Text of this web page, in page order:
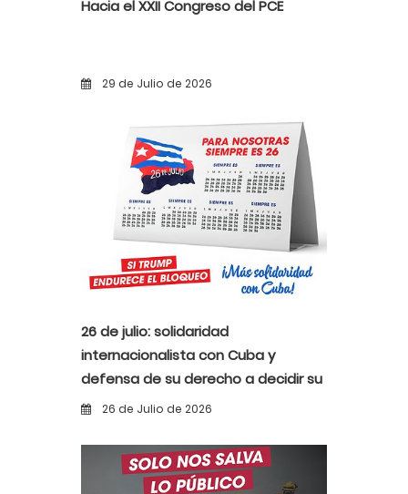
Hacia el XXII Congreso del PCE
29 de Julio de 2026
26 de julio: solidaridad
internacionalista con Cuba y
defensa de su derecho a decidir su
propio destino
26 de Julio de 2026